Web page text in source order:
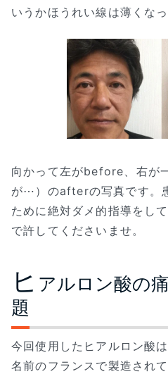
いうかほうれい線は薄くな
向かって左がbefore、右が
が⋯）のafterの写真です。
ために絶対ダメ的指導をし
で許してくださいませ。
ヒ アルロン酸の
題
今回使用したヒアルロン酸
名前のフランスで製造され